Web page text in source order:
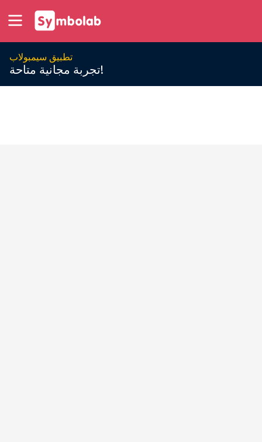
تطبيق سيمبولاب
تجربة مجانية متاحة!